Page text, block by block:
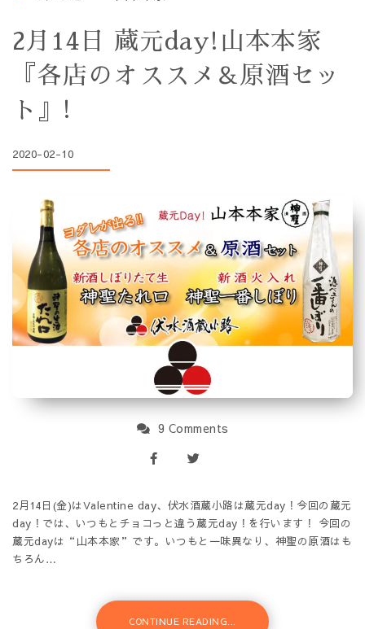
2月14日 蔵元day!山本本家
『各店のオススメ＆原酒セッ
ト』!
2020-02-10
9 Comments
2月14日(金)はValentine day、伏水酒蔵小路は蔵元day！今回の蔵元
day！では、いつもとチョコっと違う蔵元day！を行います！ 今回の
蔵元dayは“山本本家”です。いつもと一味異なり、神聖の原酒はも
ちろん…
CONTINUE READING...